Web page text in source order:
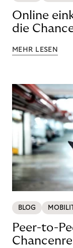
Online
die
MEHR LESEN
BLOG
Peer-to-